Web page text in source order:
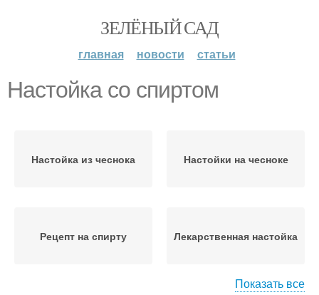
ЗЕЛЁНЫЙ САД
главная новости статьи
Настойка со спиртом
Настойка из чеснока Настойки на чесноке
Рецепт на спирту Лекарственная настойка
Показать все